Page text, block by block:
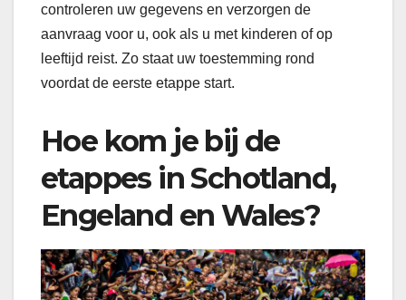
controleren uw gegevens en verzorgen de
aanvraag voor u, ook als u met kinderen of op
leeftijd reist. Zo staat uw toestemming rond
voordat de eerste etappe start.
Hoe kom je bij de
etappes in Schotland,
Engeland en Wales?